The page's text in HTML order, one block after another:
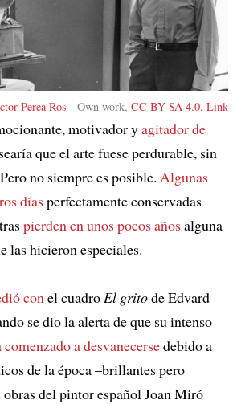
Perea Ros -Own work,CC BY-SA 4.0,Link
motivador yagitador de
que el arte fuese perdurable, sin
no siempre es posible. Algunas
díasperfectamente conservadas
pierden en unos pocos añosalguna
las hicieron especiales.
conel cuadroEl gritode Edvard
se dio la alerta de que su intenso
comenzado a desvanecersedebido a
de la época –brillantes pero
obras del pintor español Joan Miró